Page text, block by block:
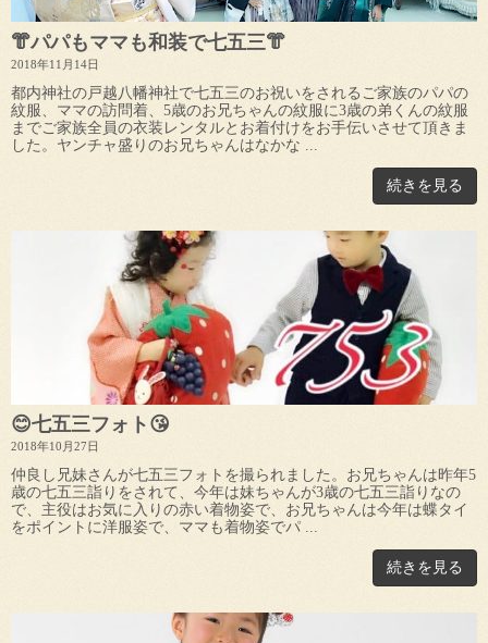
👘パパもママも和装で七五三👘
2018年11月14日
都内神社の戸越八幡神社で七五三のお祝いをされるご家族のパパの
紋服、ママの訪問着、5歳のお兄ちゃんの紋服に3歳の弟くんの紋服
までご家族全員の衣装レンタルとお着付けをお手伝いさせて頂きま
した。ヤンチャ盛りのお兄ちゃんはなかな ...
続きを見る
😊七五三フォト😘
2018年10月27日
仲良し兄妹さんが七五三フォトを撮られました。お兄ちゃんは昨年5
歳の七五三詣りをされて、今年は妹ちゃんが3歳の七五三詣りなの
で、主役はお気に入りの赤い着物姿で、お兄ちゃんは今年は蝶タイ
をポイントに洋服姿で、ママも着物姿でパ ...
続きを見る